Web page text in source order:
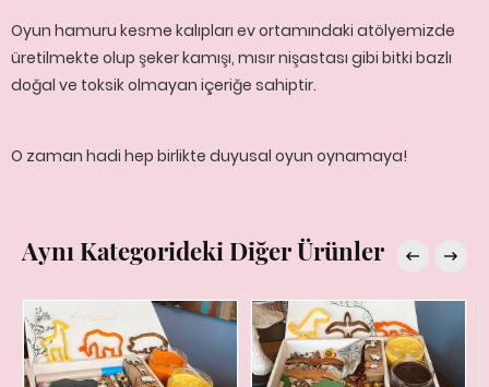
Oyun hamuru kesme kalıpları ev ortamındaki atölyemizde
üretilmekte olup şeker kamışı, mısır nişastası gibi bitki bazlı
doğal ve toksik olmayan içeriğe sahiptir.
O zaman hadi hep birlikte duyusal oyun oynamaya!
Aynı Kategorideki Diğer Ürünler